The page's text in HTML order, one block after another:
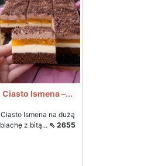
Ciasto Ismena –...
Ciasto Ismena na dużą
blachę z bitą... ⇖ 2655